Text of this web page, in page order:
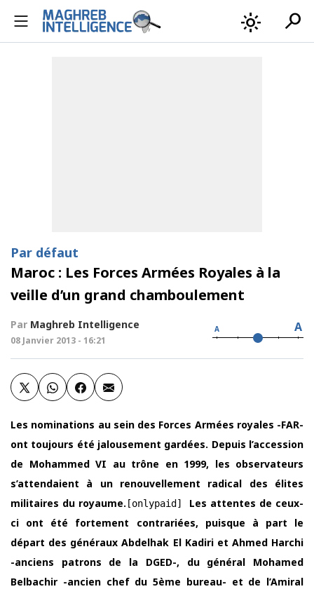
light_mode search
Par défaut
Maroc : Les Forces Armées Royales à la
veille d’un grand chamboulement
Par Maghreb Intelligence
08 Janvier 2013 - 16:21
A A
Les nominations au sein des Forces Armées royales -FAR-
ont toujours été jalousement gardées. Depuis l’accession
de Mohammed VI au trône en 1999, les observateurs
s’attendaient à un renouvellement radical des élites
militaires du royaume. [onlypaid] Les attentes de ceux-
ci ont été fortement contrariées, puisque à part le
départ des généraux Abdelhak El Kadiri et Ahmed Harchi
-anciens patrons de la DGED-, du général Mohamed
Belbachir -ancien chef du 5ème bureau- et de l’Amiral